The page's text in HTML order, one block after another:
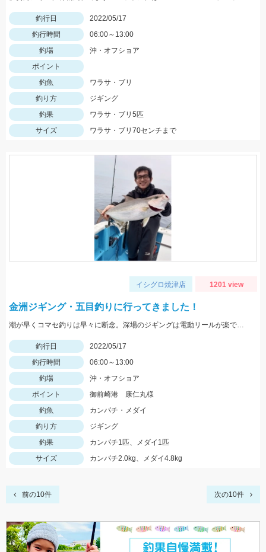
釣行日
2022/05/17
釣行時間
06:00～13:00
釣場
沖・オフショア
ポイント
釣魚
ワラサ・ブリ
釣り方
ジギング
釣果
ワラサ・ブリ5匹
サイズ
ワラサ・ブリ70センチまで
イシグロ焼津店 1201 view
金洲ジギング・五目釣りに行ってきました！
潮が早くコマセ釣りは早々に断念。深場のジギングは電動リールが楽でした。
釣行日
2022/05/17
釣行時間
06:00～13:00
釣場
沖・オフショア
ポイント
御前崎港 康仁丸様
釣魚
カンパチ・メダイ
釣り方
ジギング
釣果
カンパチ1匹、メダイ1匹
サイズ
カンパチ2.0kg、メダイ4.8kg
前の10件 次の10件